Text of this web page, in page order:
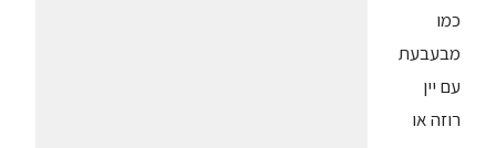
כמו
מבעבעת
עם יין
רוזה או